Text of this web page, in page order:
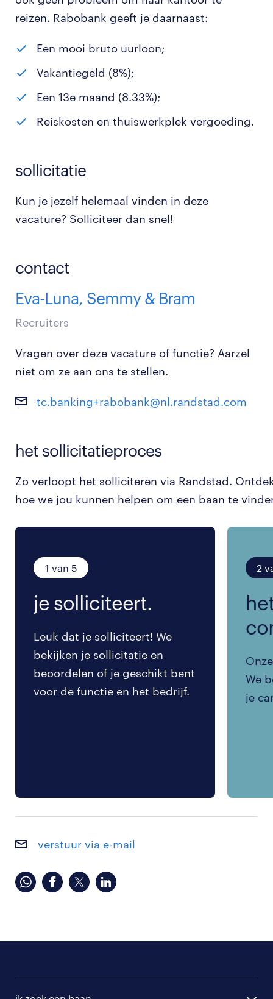
reizen. Rabobank geeft je daarnaast:
Een mooi bruto uurloon;
Vakantiegeld (8%);
Een 13e maand (8.33%);
Reiskosten en thuiswerkplek vergoeding.
sollicitatie
Kun je jezelf helemaal vinden in deze
vacature? Solliciteer dan snel!
contact
Eva-Luna, Semmy & Bram
Recruiters
Vragen over deze vacature of functie? Aarzel
niet om ze aan ons te stellen.
tc.banking+rabobank@nl.randstad.com
het sollicitatieproces
Zo verloopt het solliciteren via Randstad.
hoe we jou kunnen helpen om een baan te
1 van 5
je solliciteert.
Leuk dat je solliciteert! We
bekijken je sollicitatie en
beoordelen of je geschikt bent
voor de functie en het bedrijf.
2
We
je
verstuur via e-mail